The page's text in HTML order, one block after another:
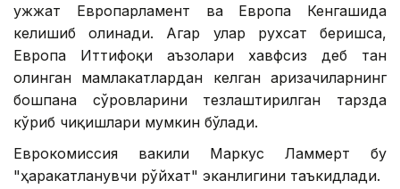
Ҳужжат Европарламент ва Европа Кенгашида
келишиб олинади. Агар улар рухсат беришса,
Европа Иттифоқи аъзолари хавфсиз деб тан
олинган мамлакатлардан келган аризачиларнинг
бошпана сўровларини тезлаштирилган тарзда
кўриб чиқишлари мумкин бўлади.
Еврокомиссия вакили Маркус Ламмерт бу
"ҳаракатланувчи рўйхат" эканлигини таъкидлади.